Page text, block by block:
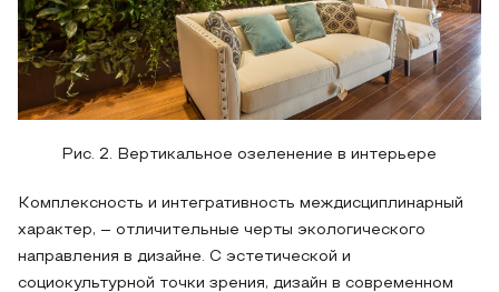
Рис. 2. Вертикальное озеленение в интерьере
Комплексность и интегративность междисциплинарный
характер, – отличительные черты экологического
направления в дизайне. С эстетической и
социокультурной точки зрения, дизайн в современном